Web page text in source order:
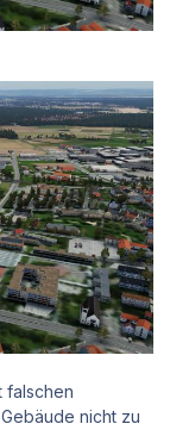
falschen
nicht zu